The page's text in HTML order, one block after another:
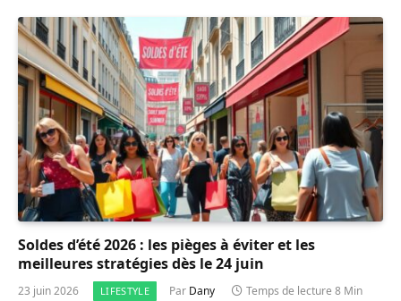
Soldes d’été 2026 : les pièges à éviter et les
meilleures stratégies dès le 24 juin
23 juin 2026 LIFESTYLE Par Dany
Temps de lecture 8 Min